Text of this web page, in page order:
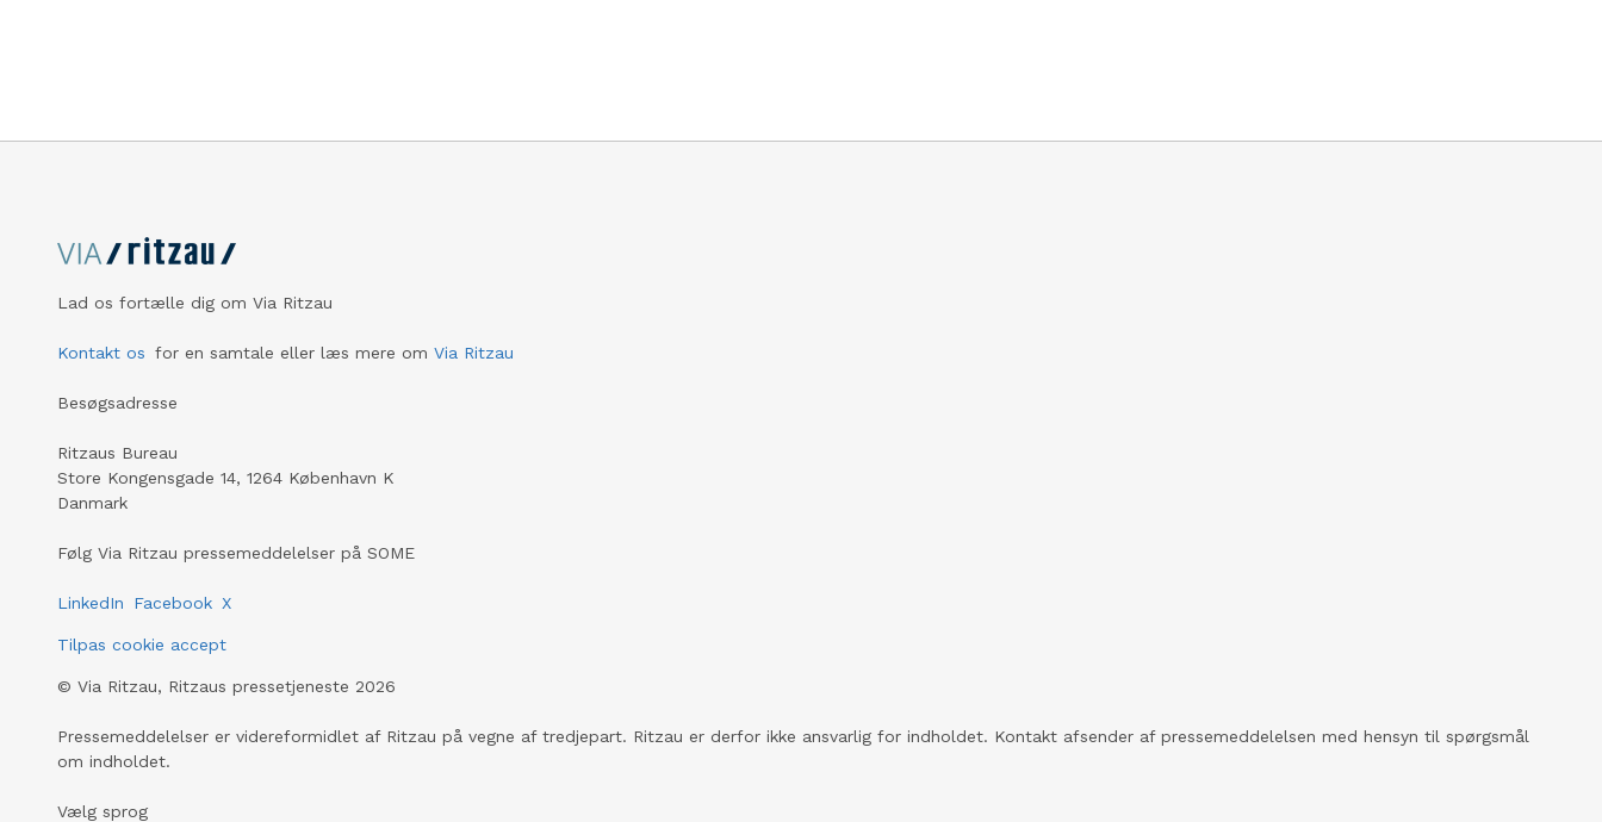
Lad os fortælle dig om Via Ritzau
Kontakt os for en samtale eller læs mere om Via Ritzau
Besøgsadresse
Ritzaus Bureau
Store Kongensgade 14, 1264 København K
Danmark
Følg Via Ritzau pressemeddelelser på SOME
LinkedIn Facebook X
Tilpas cookie accept
© Via Ritzau, Ritzaus pressetjeneste 2026
Pressemeddelelser er videreformidlet af Ritzau på vegne af tredjepart. Ritzau er derfor ikke ansvarlig for indholdet. Kontakt afsender af pressemeddelelsen med hensyn til spørgsmål
om indholdet.
Vælg sprog